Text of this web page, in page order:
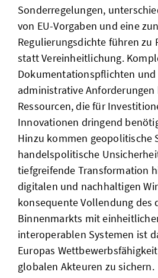
Sonderregelungen,
von EU-Vorgaben und eine
Regulierungsdichte führen zu
statt Vereinheitlichung.
Dokumentationspflichten und
administrative Anforderungen
Ressourcen, die für
Innovationen dringend
Hinzu kommen geopolitische
handelspolitische
tiefgreifende Transformation
digitalen und nachhaltigen
konsequente Vollendung des
Binnenmarkts mit
interoperablen Systemen ist
Europas
globalen Akteuren zu sichern.